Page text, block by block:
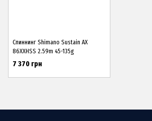
Спиннинг Shimano Sustain AX
86XXHSS 2.59m 45-135g
7 370 грн